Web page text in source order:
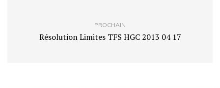
PROCHAIN
Résolution Limites TFS HGC 2013 04 17